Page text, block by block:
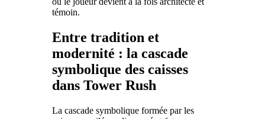
témoin.
Entre tradition et
modernité : la cascade
symbolique des caisses
dans Tower Rush
La cascade symbolique formée par les